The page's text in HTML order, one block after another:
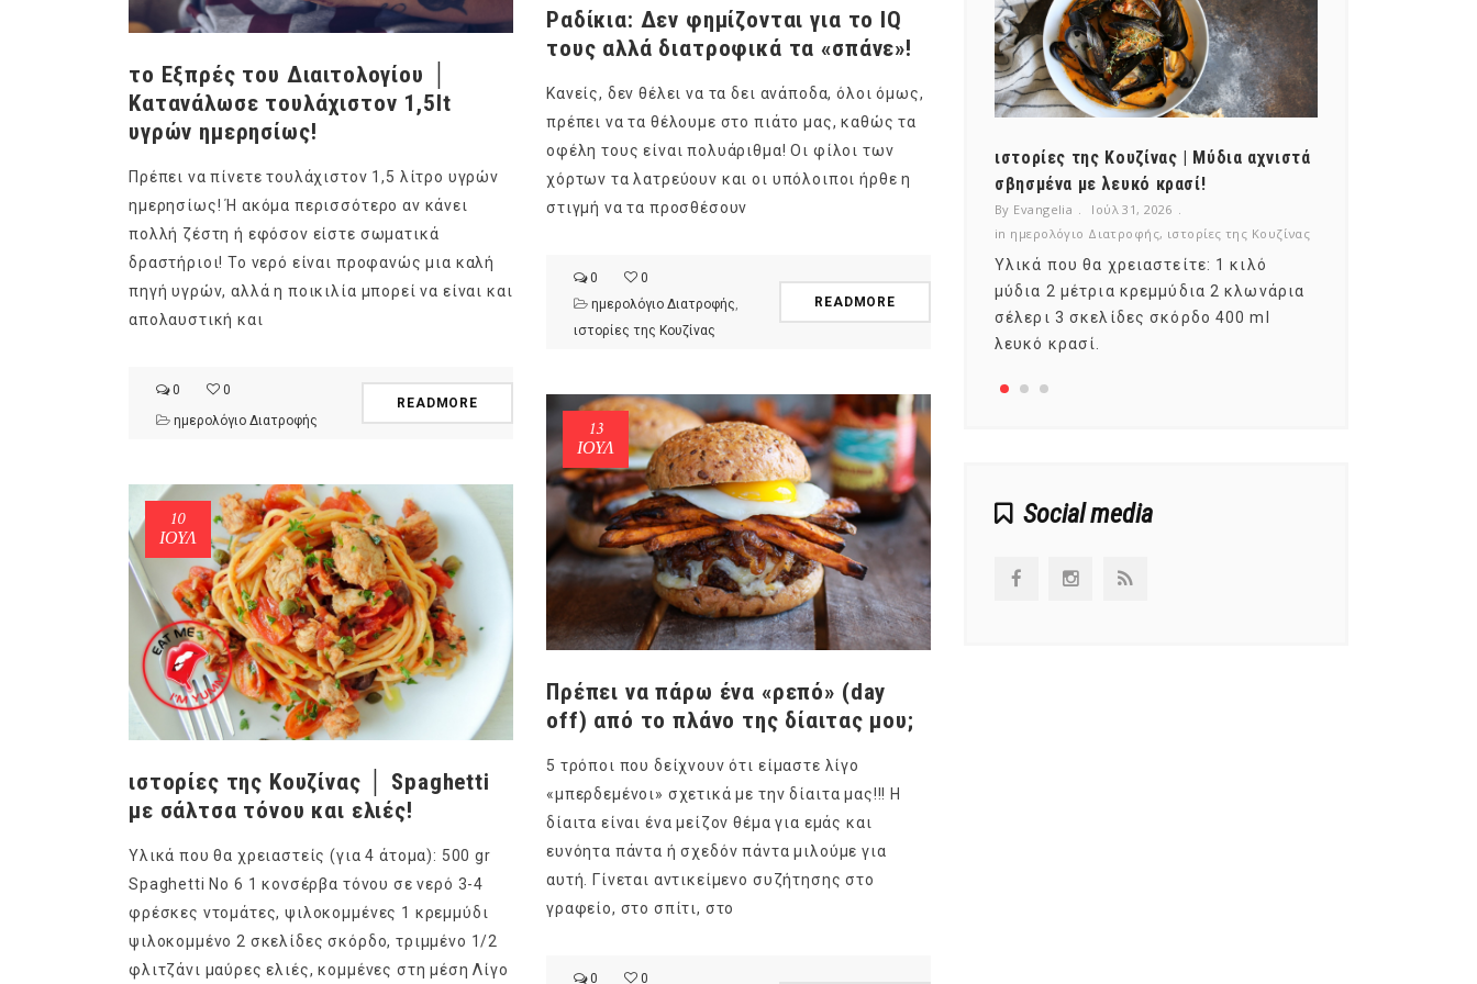
Ραδίκια: Δεν φημίζονται για το IQ
τους αλλά διατροφικά τα «σπάνε»!
Κανείς, δεν θέλει να τα δει ανάποδα, όλοι όμως,
πρέπει να τα θέλουμε στο πιάτο μας, καθώς τα
οφέλη τους είναι πολυάριθμα! Οι φίλοι των
χόρτων τα λατρεύουν και οι υπόλοιποι ήρθε η
στιγμή να τα προσθέσουν
0
0
ημερολόγιο Διατροφής,
ιστορίες της Κουζίνας
READMORE
το Εξπρές του Διαιτολογίου │
Κατανάλωσε τουλάχιστον 1,5lt
υγρών ημερησίως!
Πρέπει να πίνετε τουλάχιστον 1,5 λίτρο υγρών
ημερησίως! Ή ακόμα περισσότερο αν κάνει
πολλή ζέστη ή εφόσον είστε σωματικά
δραστήριοι! Το νερό είναι προφανώς μια καλή
πηγή υγρών, αλλά η ποικιλία μπορεί να είναι και
απολαυστική και
0
0
ημερολόγιο Διατροφής
READMORE
13
ΙΟΎΛ
Πρέπει να πάρω ένα «ρεπό» (day
off) από το πλάνο της δίαιτας μου;
5 τρόποι που δείχνουν ότι είμαστε λίγο
«μπερδεμένοι» σχετικά με την δίαιτα μας!!! Η
δίαιτα είναι ένα μείζον θέμα για εμάς και
ευνόητα πάντα ή σχεδόν πάντα μιλούμε για
αυτή. Γίνεται αντικείμενο συζήτησης στο
γραφείο, στο σπίτι, στο
0 0
10
ΙΟΎΛ
ιστορίες της Κουζίνας │ Spaghetti
με σάλτσα τόνου και ελιές!
Υλικά που θα χρειαστείς (για 4 άτομα): 500 gr
Spaghetti No 6 1 κονσέρβα τόνου σε νερό 3-4
φρέσκες ντομάτες, ψιλοκομμένες 1 κρεμμύδι
ψιλοκομμένο 2 σκελίδες σκόρδο, τριμμένο 1/2
φλιτζάνι μαύρες ελιές, κομμένες στη μέση Λίγο
ημερολόγιο Διατροφής | Φρούτα ή
λαχανικά; Γνωρίζεις τη διαφορά;
By Evangelia
Ιούλ 30, 2026
inημερολόγιο Διατροφής
Σύμφωνα με τους βοτανολόγους (είναι
αυτοί που μελετούν τα φυτά), το
ημερολόγιο Διατροφής | Γνώριζες ότι,
το πεπόνι περιέχει πολλές βιταμίνες;
By Evangelia
Ιούλ 29, 2026
στο χρώμα της φλούδας και της
σάρκας, στο άρωμα.
ιστορίες της Κουζίνας | Μύδια αχνιστά
σβησμένα με λευκό κρασί!
By Evangelia
Ιούλ 31, 2026
in ημερολόγιο Διατροφής, ιστορίες της Κουζίνας
Υλικά που θα χρειαστείτε: 1 κιλό
μύδια 2 μέτρια κρεμμύδια 2 κλωνάρια
σέλερι 3 σκελίδες σκόρδο 400 ml
λευκό κρασί.
Social media